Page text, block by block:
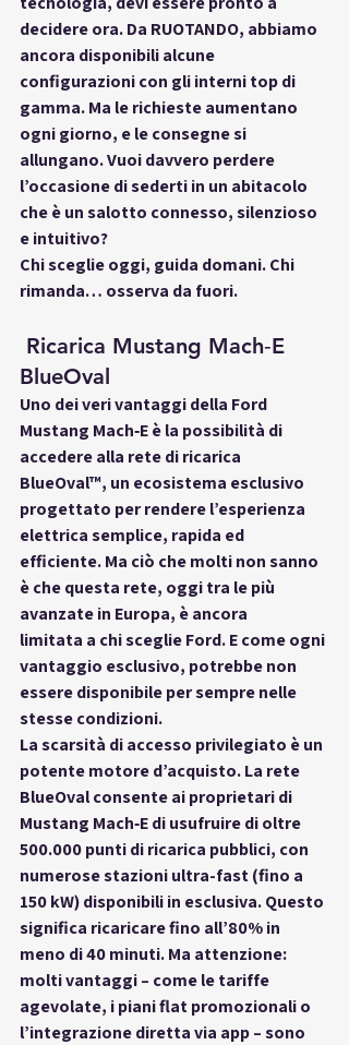
decidere ora. Da RUOTANDO, abbiamo
ancora disponibili alcune
configurazioni con gli interni top di
gamma. Ma le richieste aumentano
ogni giorno, e le consegne si
allungano. Vuoi davvero perdere
l’occasione di sederti in un abitacolo
che è un salotto connesso, silenzioso
e intuitivo?
Chi sceglie oggi, guida domani. Chi
rimanda… osserva da fuori.
Ricarica Mustang Mach‑E
BlueOval
Uno dei veri vantaggi della Ford
Mustang Mach‑E è la possibilità di
accedere alla rete di ricarica
BlueOval™, un ecosistema esclusivo
progettato per rendere l’esperienza
elettrica semplice, rapida ed
efficiente. Ma ciò che molti non sanno
è che questa rete, oggi tra le più
avanzate in Europa, è ancora
limitata a chi sceglie Ford. E come ogni
vantaggio esclusivo, potrebbe non
essere disponibile per sempre nelle
stesse condizioni.
La scarsità di accesso privilegiato è un
potente motore d’acquisto. La rete
BlueOval consente ai proprietari di
Mustang Mach‑E di usufruire di oltre
500.000 punti di ricarica pubblici, con
numerose stazioni ultra-fast (fino a
150 kW) disponibili in esclusiva. Questo
significa ricaricare fino all’80% in
meno di 40 minuti. Ma attenzione:
molti vantaggi – come le tariffe
agevolate, i piani flat promozionali o
l’integrazione diretta via app – sono